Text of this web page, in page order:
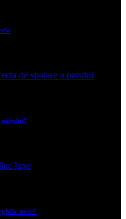
părului?
mele?